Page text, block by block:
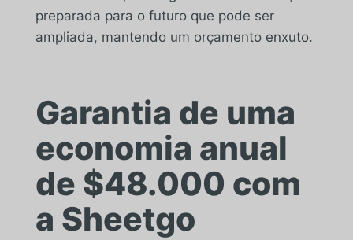
preparada para o futuro que pode ser
ampliada, mantendo um orçamento enxuto.
Garantia de uma
economia anual
de $48.000 com
a Sheetgo